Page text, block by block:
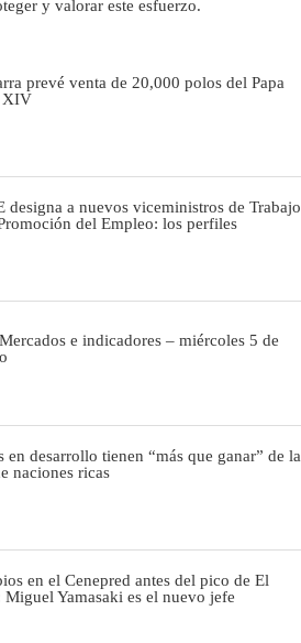
y valorar este esfuerzo.
prevé venta de 20,000 polos del Papa
XIV
designa a nuevos viceministros de Trabajo
del Empleo: los perfiles
Mercados e indicadores – miércoles 5 de
en desarrollo tienen “más que ganar” de la
naciones ricas
en el Cenepred antes del pico de El
Yamasaki es el nuevo jefe